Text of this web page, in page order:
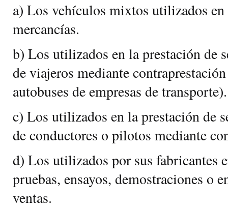
a) Los vehículos mixtos utilizados en
mercancías.
b) Los utilizados en la prestación de
de viajeros mediante
autobuses de empresas de transporte).
c) Los utilizados en la prestación de
de conductores o pilotos mediante
d) Los utilizados por sus fabricantes
pruebas, ensayos, demostraciones o
ventas.